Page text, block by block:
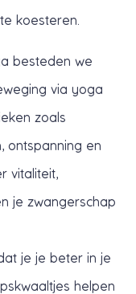
koesteren.
besteden we
via yoga
zoals
ontspanning en
vitaliteit,
je zwangerschap
je je beter in je
helpen